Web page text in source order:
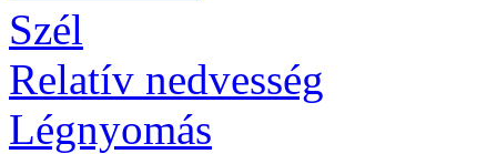
Szél
Relatív nedvesség
Légnyomás